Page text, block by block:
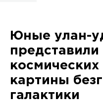
Юные улан-
представили
картины
галактики